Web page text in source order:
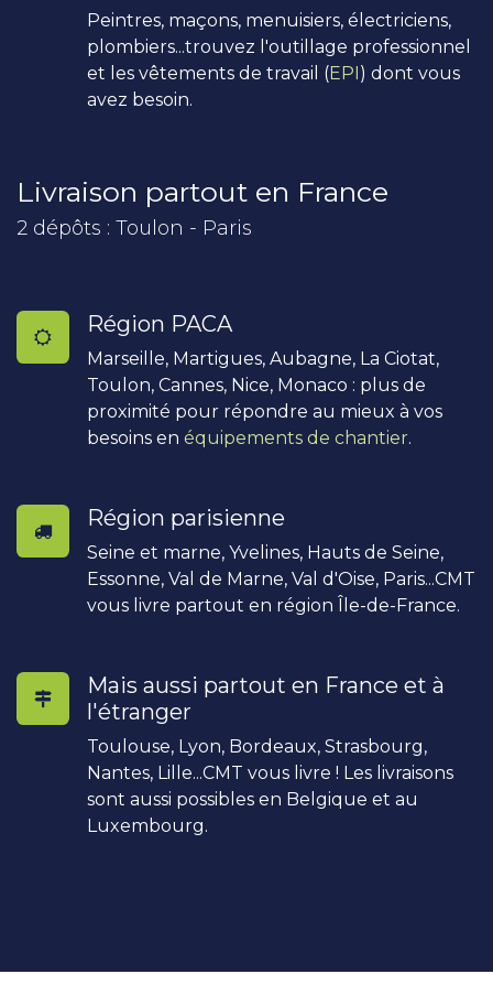
Peintres, maçons, menuisiers, électriciens,
plombiers...trouvez l'outillage professionnel
et les vêtements de travail (EPI) dont vous
avez besoin.
Livraison partout en France
2 dépôts : Toulon - Paris
Région PACA
Marseille, Martigues, Aubagne, La Ciotat,
Toulon, Cannes, Nice, Monaco : plus de
proximité pour répondre au mieux à vos
besoins en équipements de chantier.
Région parisienne
Seine et marne, Yvelines, Hauts de Seine,
Essonne, Val de Marne, Val d'Oise, Paris...CMT
vous livre partout en région Île-de-France.
Mais aussi partout en France et à
l'étranger
Toulouse, Lyon, Bordeaux, Strasbourg,
Nantes, Lille...CMT vous livre ! Les livraisons
sont aussi possibles en Belgique et au
Luxembourg.